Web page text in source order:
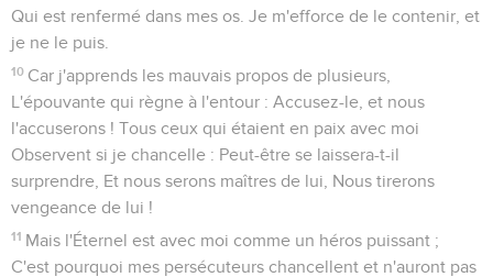
Qui est renfermé dans mes os. Je m'efforce de le contenir, et
je ne le puis.
10 Car j'apprends les mauvais propos de plusieurs,
L'épouvante qui règne à l'entour : Accusez-le, et nous
l'accuserons ! Tous ceux qui étaient en paix avec moi
Observent si je chancelle : Peut-être se laissera-t-il
surprendre, Et nous serons maîtres de lui, Nous tirerons
vengeance de lui !
11 Mais l'Éternel est avec moi comme un héros puissant ;
C'est pourquoi mes persécuteurs chancellent et n'auront pas